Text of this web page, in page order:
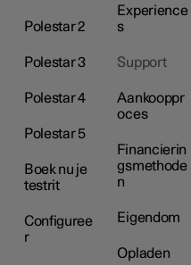
Polestar 2
Polestar 3
Polestar 4
Polestar 5
Boek nu je
testrit
Configuree
r
Experience
s
Support
Aankooppr
oces
Financierin
gsmethode
n
Eigendom
Opladen